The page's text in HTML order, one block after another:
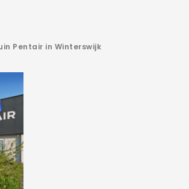
Pentair in Winterswijk